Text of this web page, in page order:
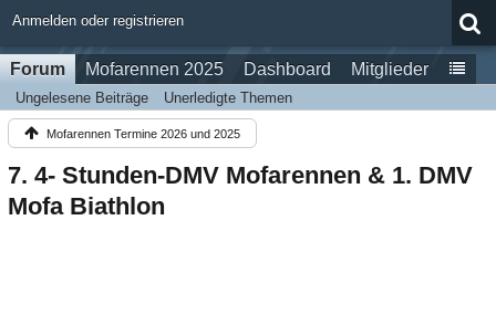
Anmelden oder registrieren
Forum Mofarennen 2025 Dashboard Mitglieder
Ungelesene Beiträge Unerledigte Themen
Mofarennen Termine 2026 und 2025
7. 4- Stunden-DMV Mofarennen & 1. DMV
Mofa Biathlon